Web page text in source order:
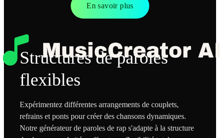
En savoir plus
Structures de paroles
flexibles
Expérimentez différentes arrangements de couplets,
refrains et ponts pour créer des chansons dynamiques.
Notre générateur de paroles de rap s'adapte à la structure